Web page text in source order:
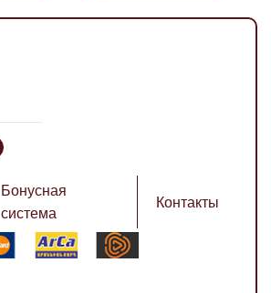
Бонусная
система
Контакты